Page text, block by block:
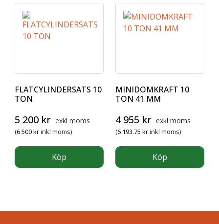
FLATCYLINDERSATS 10
TON
5 200 kr exkl moms
(6 500krinkl moms)
Köp
MINIDOMKRAFT 10
TON 41 MM
4 955 kr exkl moms
(6 193.75 krinkl moms)
Köp